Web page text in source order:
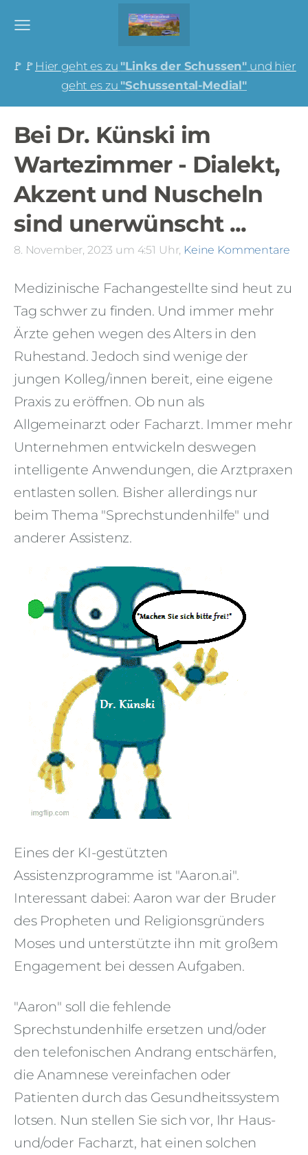
🚩🚩 Hier geht es zu "Links der Schussen" und hier
geht es zu "Schussental-Medial"
Bei Dr. Künski im
Wartezimmer - Dialekt,
Akzent und Nuscheln
sind unerwünscht ...
8. November, 2023 um 4:51 Uhr, Keine Kommentare
Medizinische Fachangestellte sind heut zu
Tag schwer zu finden. Und immer mehr
Ärzte gehen wegen des Alters in den
Ruhestand. Jedoch sind wenige der
jungen Kolleg/innen bereit, eine eigene
Praxis zu eröffnen. Ob nun als
Allgemeinarzt oder Facharzt. Immer mehr
Unternehmen entwickeln deswegen
intelligente Anwendungen, die Arztpraxen
entlasten sollen. Bisher allerdings nur
beim Thema "Sprechstundenhilfe" und
anderer Assistenz.
Eines der KI-gestützten
Assistenzprogramme ist "Aaron.ai".
Interessant dabei: Aaron war der Bruder
des Propheten und Religionsgründers
Moses und unterstützte ihn mit großem
Engagement bei dessen Aufgaben.
"Aaron" soll die fehlende
Sprechstundenhilfe ersetzen und/oder
den telefonischen Andrang entschärfen,
die Anamnese vereinfachen oder
Patienten durch das Gesundheitssystem
lotsen. Nun stellen Sie sich vor, Ihr Haus-
und/oder Facharzt, hat einen solchen